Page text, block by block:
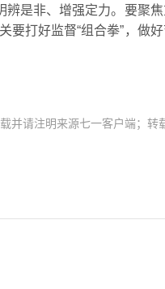
是非、增强定力。要聚
打好监督“组合拳”，做
请注明来源七一客户端；转